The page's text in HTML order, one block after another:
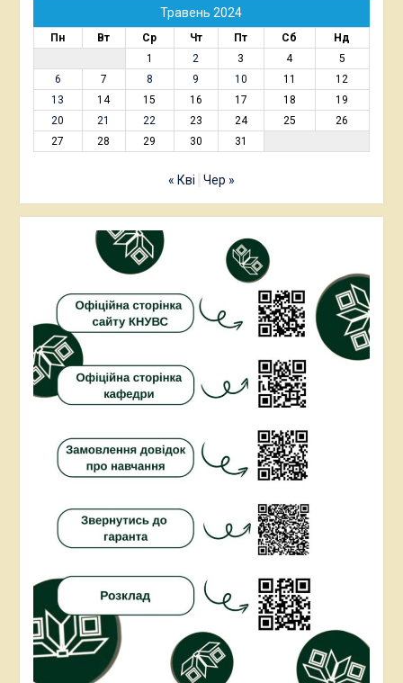
Травень 2024
Пн Вт Ср Чт Пт Сб
Нд
1
2 3 4
5
6
7 8 9 10 11
12
13
14 15 16 17 18
19
20
21 22 23 24 25
26
27
28 29 30 31
« Кві Чер »